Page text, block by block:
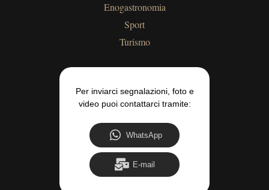
Enogastronomia
Sport
Turismo
Per inviarci segnalazioni, foto e
video puoi contattarci tramite:
WhatsApp
E-mail